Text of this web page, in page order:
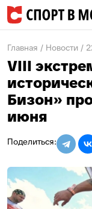
Главная Новости
VIII
Бизон»
июня